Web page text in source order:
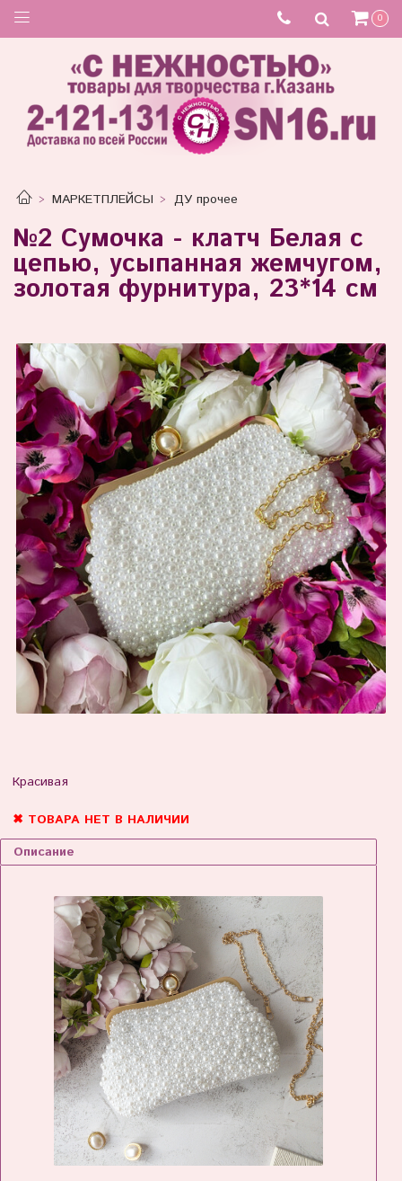
0
МАРКЕТПЛЕЙСЫ ДУ прочее
№2 Сумочка - клатч Белая с
цепью, усыпанная жемчугом,
золотая фурнитура, 23*14 см
Красивая
✖ ТОВАРА НЕТ В НАЛИЧИИ
Описание
Товар отсутствует